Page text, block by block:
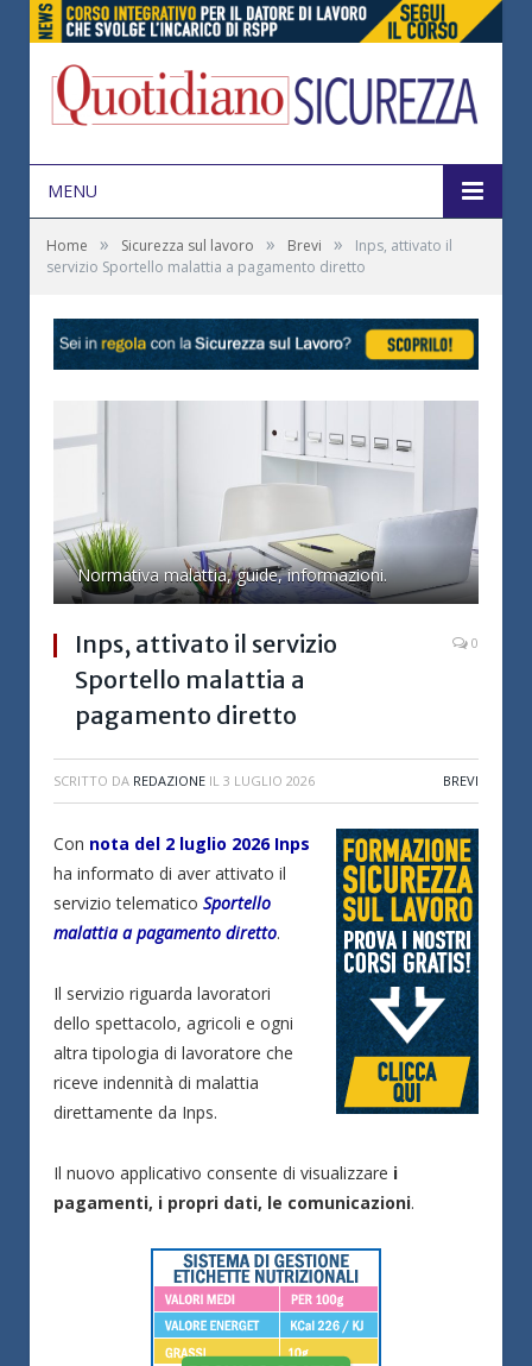
MENU
Home » Sicurezza sul lavoro » Brevi »
Inps, attivato il
servizio Sportello malattia a pagamento diretto
Normativa malattia, guide, informazioni.
Inps, attivato il servizio
Sportello malattia a
pagamento diretto
0
SCRITTO DA REDAZIONE IL 3 LUGLIO 2026 BREVI
Con nota del 2 luglio 2026 Inps
ha informato di aver attivato il
servizio telematico Sportello
malattia a pagamento diretto.
Il servizio riguarda lavoratori
dello spettacolo, agricoli e ogni
altra tipologia di lavoratore che
riceve indennità di malattia
direttamente da Inps.
Il nuovo applicativo consente di visualizzare i
pagamenti, i propri dati, le comunicazioni.